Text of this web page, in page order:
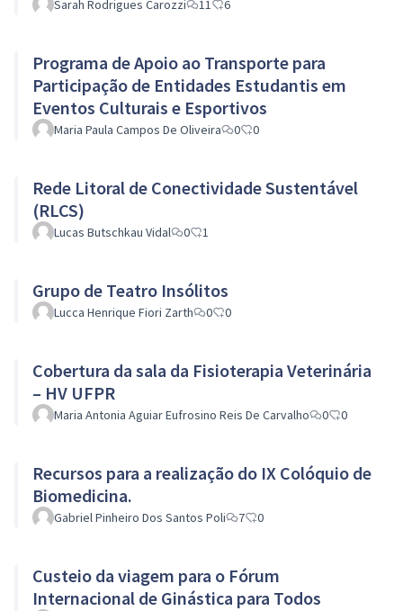
Sarah Rodrigues Carozzi 11 6
Programa de Apoio ao Transporte para
Participação de Entidades Estudantis em
Eventos Culturais e Esportivos
Maria Paula Campos De Oliveira 0 0
Rede Litoral de Conectividade Sustentável
(RLCS)
Lucas Butschkau Vidal 0 1
Grupo de Teatro Insólitos
Lucca Henrique Fiori Zarth 0 0
Cobertura da sala da Fisioterapia Veterinária
– HV UFPR
Maria Antonia Aguiar Eufrosino Reis De Carvalho 0 0
Recursos para a realização do IX Colóquio de
Biomedicina.
Gabriel Pinheiro Dos Santos Poli 7 0
Custeio da viagem para o Fórum
Internacional de Ginástica para Todos